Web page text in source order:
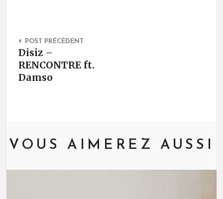
Post Navigation
POST PRÉCÉDENT
Disiz –
RENCONTRE ft.
Damso
VOUS AIMEREZ AUSSI